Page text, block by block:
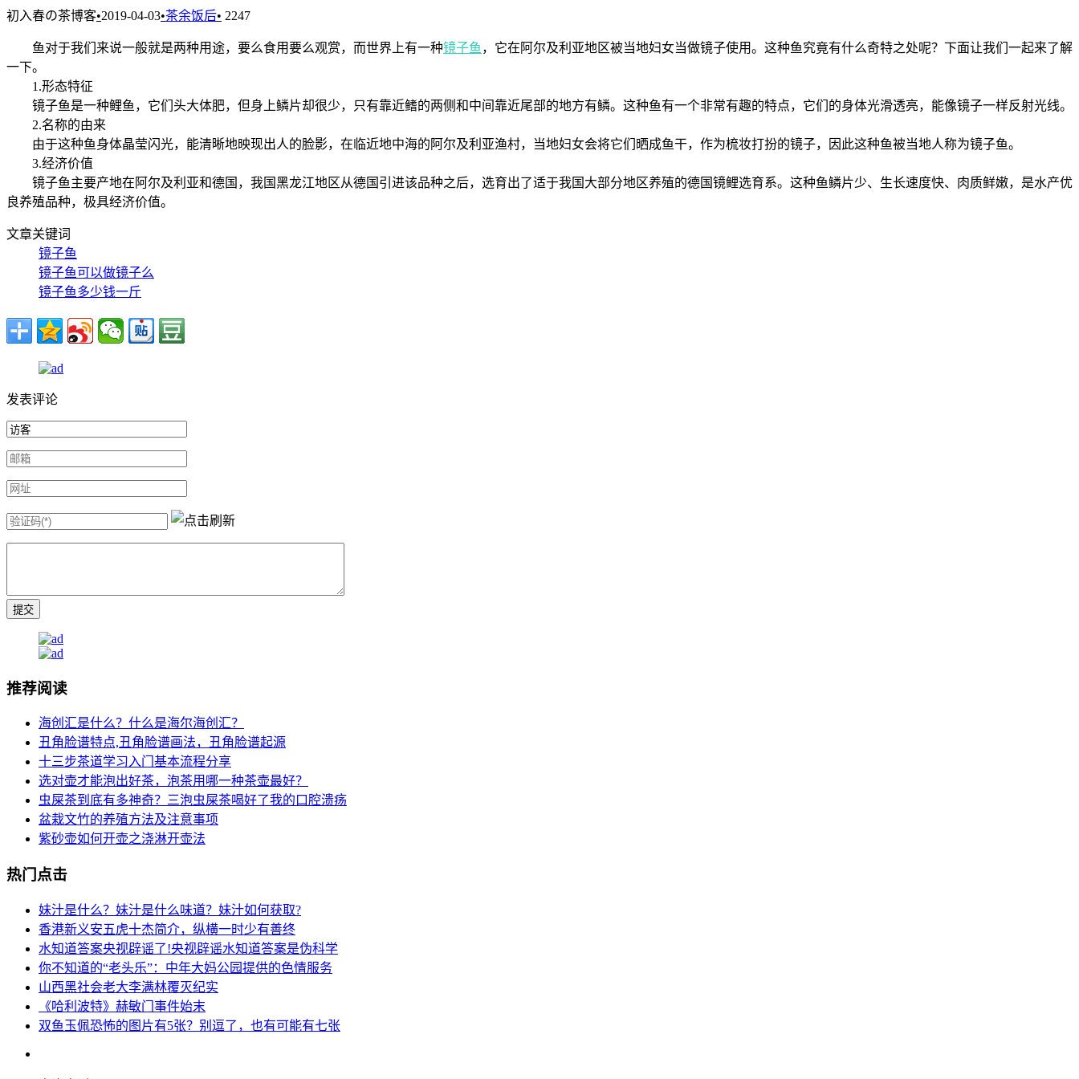
初入春の茶博客•2019-04-03•茶余饭后• 2247
鱼对于我们来说一般就是两种用途，要么食用要么观赏，而世界上有一种镜子鱼 ，它在阿尔及利亚地区被当地妇女当做镜子使用。这种鱼究竟有什么奇特之处呢？下面让我们一起来了解
一下。
1.形态特征
镜子鱼是一种鲤鱼，它们头大体肥，但身上鳞片却很少，只有靠近鳍的两侧和中间靠近尾部的地方有鳞。这种鱼有一个非常有趣的特点，它们的身体光滑透亮，能像镜子一样反射光线。
2.名称的由来
由于这种鱼身体晶莹闪光，能清晰地映现出人的脸影，在临近地中海的阿尔及利亚渔村，当地妇女会将它们晒成鱼干，作为梳妆打扮的镜子，因此这种鱼被当地人称为镜子鱼。
3.经济价值
镜子鱼主要产地在阿尔及利亚和德国，我国黑龙江地区从德国引进该品种之后，选育出了适于我国大部分地区养殖的德国镜鲤选育系。这种鱼鳞片少、生长速度快、肉质鲜嫩，是水产优
良养殖品种，极具经济价值。
文章关键词
镜子鱼
镜子鱼可以做镜子么
镜子鱼多少钱一斤
发表评论
推荐阅读
海创汇是什么？什么是海尔海创汇？
丑角脸谱特点,丑角脸谱画法，丑角脸谱起源
十三步茶道学习入门基本流程分享
选对壶才能泡出好茶，泡茶用哪一种茶壶最好？
虫屎茶到底有多神奇？三泡虫屎茶喝好了我的口腔溃疡
盆栽文竹的养殖方法及注意事项
紫砂壶如何开壶之浇淋开壶法
热门点击
妹汁是什么？妹汁是什么味道？妹汁如何获取?
香港新义安五虎十杰简介，纵横一时少有善终
水知道答案央视辟谣了!央视辟谣水知道答案是伪科学
你不知道的“老头乐”：中年大妈公园提供的色情服务
山西黑社会老大李满林覆灭纪实
《哈利波特》赫敏门事件始末
双鱼玉佩恐怖的图片有5张？别逗了，也有可能有七张